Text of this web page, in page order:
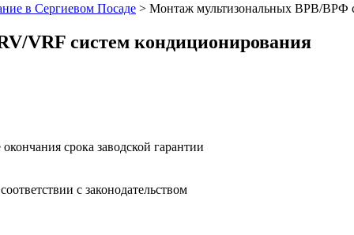
в Сергиевом Посаде > Монтаж мультизональных ВРВ/ВРФ
VRF систем кондиционирования
срока заводской гарантии
с законодательством